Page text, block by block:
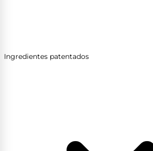
Ingredientes patentados